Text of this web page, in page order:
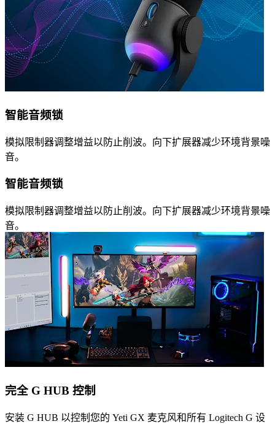
智能音频锁
模拟限制器调整增益以防止削波。向下扩展器减少环境背景噪
音。
智能音频锁
模拟限制器调整增益以防止削波。向下扩展器减少环境背景噪
音。
完全 G HUB 控制
安装 G HUB 以控制您的 Yeti GX 麦克风和所有 Logitech G 设